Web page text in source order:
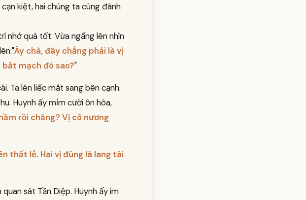
kiệt, hai chúng ta cùng đánh
nhớ quá tốt. Vừa ngẩng lên nhìn
"Ây chà, đây chẳng phải là vị
mạch đó sao?"
Ta lén liếc mắt sang bên cạnh.
Huynh ấy mỉm cười ôn hòa,
rồi chăng? Vị cô nương
thất lễ. Hai vị đúng là lang tài
sát Tần Diệp. Huynh ấy im